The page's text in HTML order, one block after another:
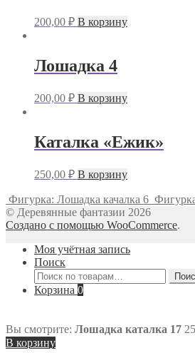
200,00 ₽ В корзину
Лошадка 4
200,00 ₽ В корзину
Каталка «Ежик»
250,00 ₽ В корзину
Фигурка: Лошадка качалка 6
© Деревянные фантазии 2026
Создано с помощью WooCommerce.
Моя учётная запись
Поиск
Искать:
Корзина 0
Вы смотрите: Лошадка каталка 17
В корзину